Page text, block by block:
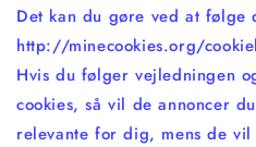
Det kan du gøre ved at følge
http://minecookies.org/
Hvis du følger vejledningen
cookies, så vil de annoncer
relevante for dig, mens de